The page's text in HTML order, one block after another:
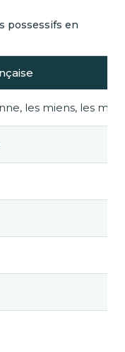
possessifs en
les miens, les